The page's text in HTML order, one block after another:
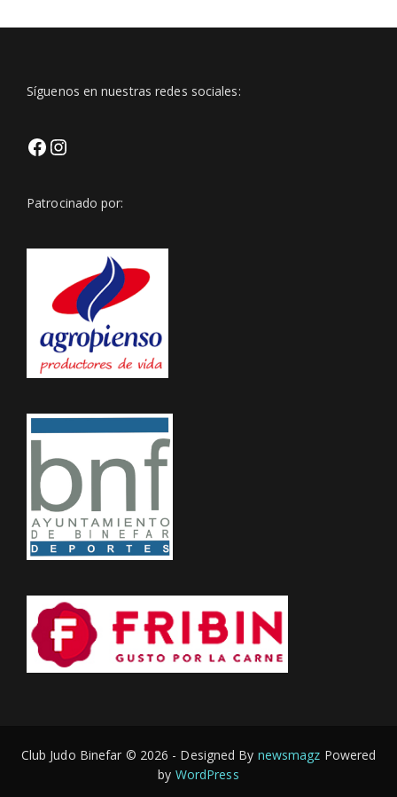
Síguenos en nuestras redes sociales:
Igsh=Z3BveWt0bmxjNmVp
Patrocinado por:
Club Judo Binefar © 2026 - Designed By newsmagz Powered
by WordPress